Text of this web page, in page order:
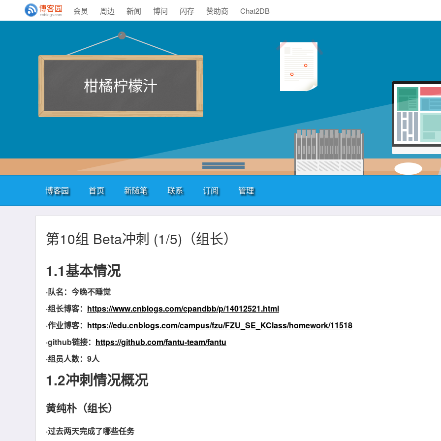
会员 周边 新闻 博问 闪存 赞助商 Chat2DB
柑橘柠檬汁
博客园 首页 新随笔 联系 订阅 管理
第10组 Beta冲刺 (1/5)（组长）
1.1基本情况
·队名：今晚不睡觉
·组长博客： https://www.cnblogs.com/cpandbb/p/14012521.html
·作业博客： https://edu.cnblogs.com/campus/fzu/FZU_SE_KClass/homework/11518
·github链接： https://github.com/fantu-team/fantu
·组员人数：9人
1.2冲刺情况概况
黄纯朴（组长）
·过去两天完成了哪些任务